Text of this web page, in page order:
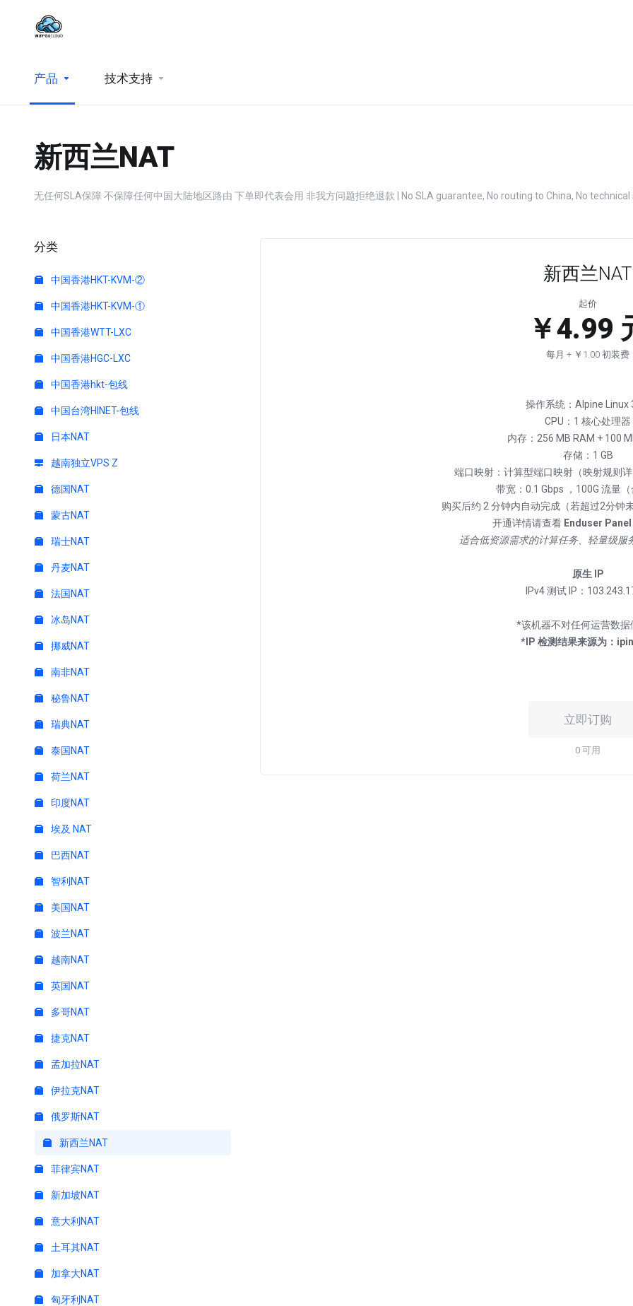
产品 技术支持
新西兰NAT
无任何SLA保障 不保障任何中国大陆地区路由 下单即代表会用 非我方问题拒绝退款 | No SLA guarantee, No routing to China, No
分类
中国香港HKT-KVM-②
中国香港HKT-KVM-①
中国香港WTT-LXC
中国香港HGC-LXC
中国香港hkt-包线
中国台湾HINET-包线
日本NAT
越南独立VPS Z
德国NAT
蒙古NAT
瑞士NAT
丹麦NAT
法国NAT
冰岛NAT
挪威NAT
南非NAT
秘鲁NAT
瑞典NAT
泰国NAT
荷兰NAT
印度NAT
埃及 NAT
巴西NAT
智利NAT
美国NAT
波兰NAT
越南NAT
英国NAT
多哥NAT
捷克NAT
孟加拉NAT
伊拉克NAT
俄罗斯NAT
新西兰NAT
菲律宾NAT
新加坡NAT
意大利NAT
土耳其NAT
加拿大NAT
匈牙利NAT
新西兰NAT
起价
￥4.99
每月 + ￥1.00 初装费
操作系统：Alpine Linux
CPU：1 核心处理器
内存：256 MB RAM + 100
存储：1 GB
端口映射：计算型端口映射（映射规则
带宽：0.1 Gbps ，100G 流量
购买后约 2 分钟内自动完成（若超过2分钟
开通详情请查看 Enduser Panel
适合低资源需求的计算任务、轻量级服
原生 IP
IPv4 测试 IP：
*IP 检测结果来源为：
立即订购
0 可用